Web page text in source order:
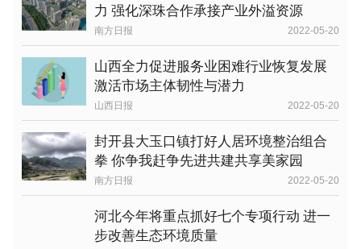
力 强化深珠合作承接产业外溢资源
南方日报 2022-05-20
山西全力促进服务业困难行业恢复发展
激活市场主体韧性与潜力
山西日报 2022-05-20
封开县大玉口镇打好人居环境整治组合
拳 你争我赶争先进共建共享美家园
南方日报 2022-05-20
河北今年将重点抓好七个专项行动 进一
步改善生态环境质量